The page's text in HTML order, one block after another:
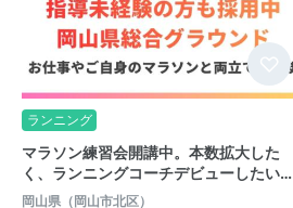
ランニング
マラソン練習会開講中。本数拡大した
く、ランニングコーチデビューしたい…
岡山県（岡山市北区）